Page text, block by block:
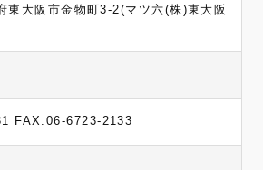
東大阪市金物町3-2(マツ六(株)東大阪
FAX.06-6723-2133